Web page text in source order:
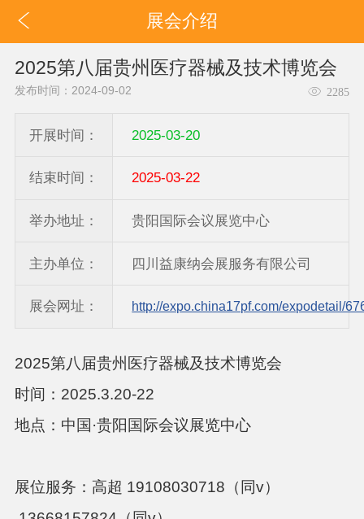
展会介绍
2025第八届贵州医疗器械及技术博览会
发布时间：2024-09-02 2285
开展时间： 2025-03-20
结束时间： 2025-03-22
举办地址： 贵阳国际会议展览中心
主办单位： 四川益康纳会展服务有限公司
展会网址： http://expo.china17pf.com/expodetail/
2025第八届贵州 医疗器械及技术博览会
时间 ： 2025.3.20-22
地点 ： 中国·贵阳国际会议展览中心
展位服务：高超 19108030718（同v）